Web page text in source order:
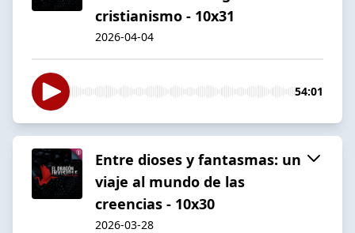
cristianismo - 10x31
2026-04-04
54:01
Entre dioses y fantasmas: un
viaje al mundo de las
creencias - 10x30
2026-03-28